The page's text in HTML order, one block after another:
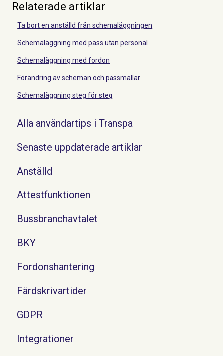
Relaterade artiklar
Ta bort en anställd från schemaläggningen
Schemaläggning med pass utan personal
Schemaläggning med fordon
Förändring av scheman och passmallar
Schemaläggning steg för steg
Alla användartips i Transpa
Senaste uppdaterade artiklar
Anställd
Attestfunktionen
Bussbranchavtalet
BKY
Fordonshantering
Färdskrivartider
GDPR
Integrationer